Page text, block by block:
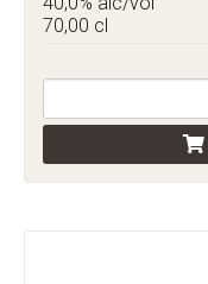
70,00 cl